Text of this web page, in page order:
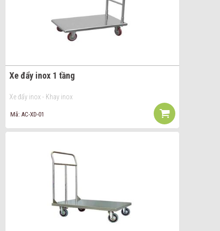
Xe đẩy inox 1 tầng
Xe đẩy inox - Khay inox
Mã: AC-XD-01